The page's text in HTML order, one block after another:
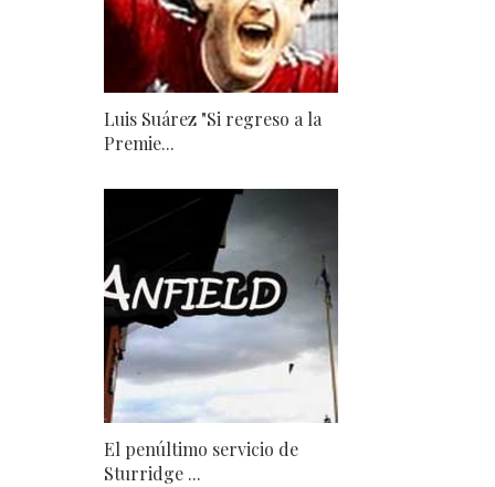
Luis Suárez "Si regreso a la
Premie...
El penúltimo servicio de
Sturridge ...